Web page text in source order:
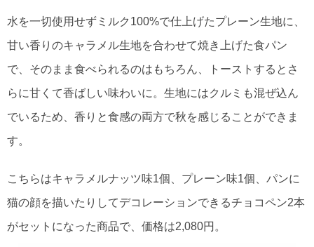
水を一切使用せずミルク100%で仕上げたプレーン生地に、
甘い香りのキャラメル生地を合わせて焼き上げた食パン
で、そのまま食べられるのはもちろん、トーストするとさ
らに甘くて香ばしい味わいに。生地にはクルミも混ぜ込ん
でいるため、香りと食感の両方で秋を感じることができま
す。
こちらはキャラメルナッツ味1個、プレーン味1個、パンに
猫の顔を描いたりしてデコレーションできるチョコペン2本
がセットになった商品で、価格は2,080円。